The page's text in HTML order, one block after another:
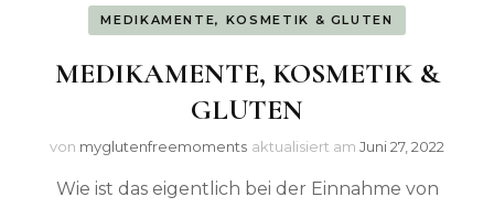
MEDIKAMENTE, KOSMETIK & GLUTEN
MEDIKAMENTE, KOSMETIK &
GLUTEN
von myglutenfreemoments aktualisiert am Juni 27, 2022
Wie ist das eigentlich bei der Einnahme von